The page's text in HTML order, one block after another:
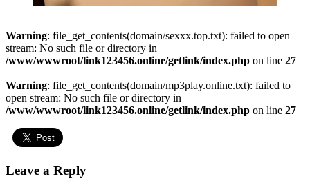
Warning: file_get_contents(domain/sexxx.top.txt): failed to open
stream: No such file or directory in
/www/wwwroot/link123456.online/getlink/index.php on line 27
Warning: file_get_contents(domain/mp3play.online.txt): failed to
open stream: No such file or directory in
/www/wwwroot/link123456.online/getlink/index.php on line 27
Leave a Reply